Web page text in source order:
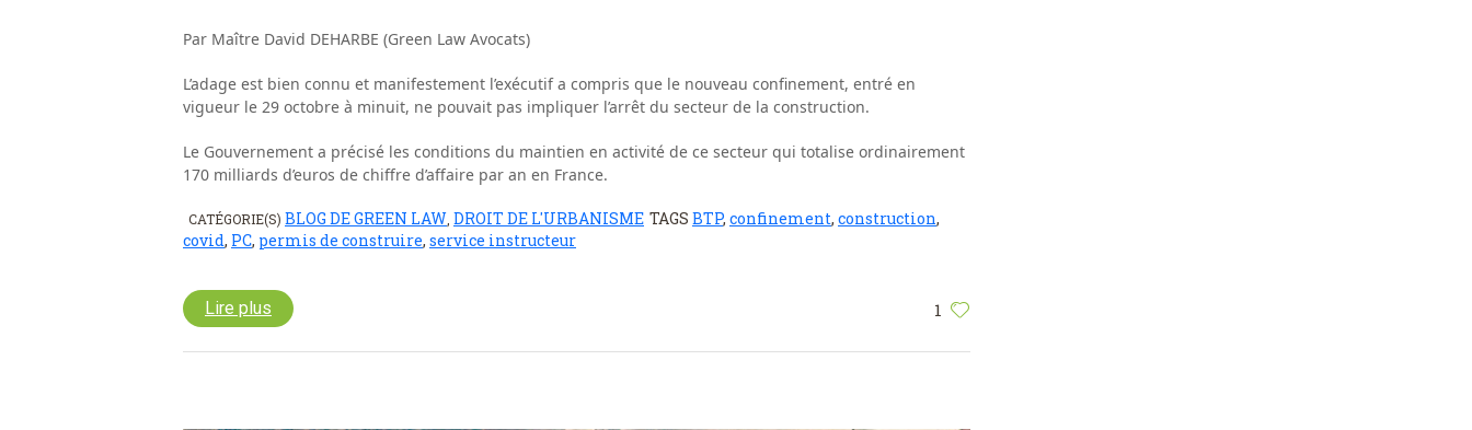
Par Maître David DEHARBE (Green Law Avocats)
L’adage est bien connu et manifestement l’exécutif a compris que le nouveau confinement, entré en
vigueur le 29 octobre à minuit, ne pouvait pas impliquer l’arrêt du secteur de la construction.
Le Gouvernement a précisé les conditions du maintien en activité de ce secteur qui totalise ordinairement
170 milliards d’euros de chiffre d’affaire par an en France.
CATÉGORIE(S) BLOG DE GREEN LAW, DROIT DE L'URBANISME TAGS BTP, confinement, construction,
covid, PC, permis de construire, service instructeur
1
Lire plus